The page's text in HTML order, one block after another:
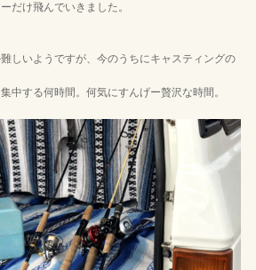
だけ飛んでいきました。
しいようですが、今のうちにキャスティングの
中する何時間。何気にすんげー贅沢な時間。